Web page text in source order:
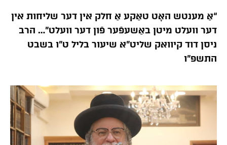
“אַ מענטש האָט טאַקע אַ חלק אין דער שליחות אין
דער וועלט מיטן באַשעפֿער פֿון דער וועלט”… הרב
ניסן דוד קיוואק שליט”א שיעור בליל ט”ו בשבט
התשפ”ו